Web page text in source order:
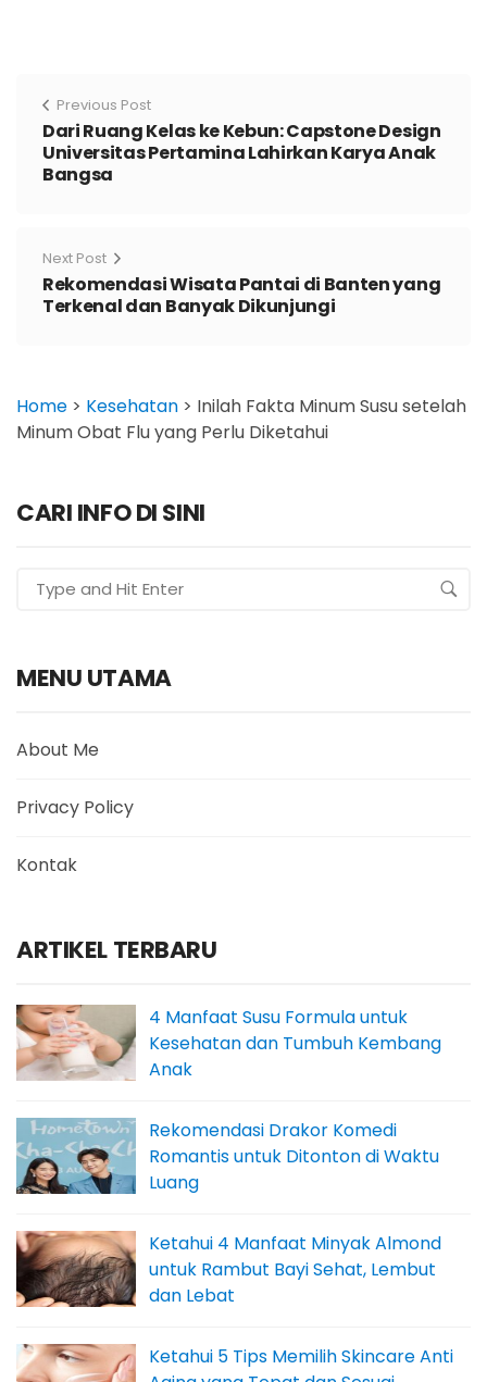
Previous Post
Dari Ruang Kelas ke Kebun: Capstone Design
Universitas Pertamina Lahirkan Karya Anak
Bangsa
Next Post
Rekomendasi Wisata Pantai di Banten yang
Terkenal dan Banyak Dikunjungi
Home > Kesehatan > Inilah Fakta Minum Susu setelah
Minum Obat Flu yang Perlu Diketahui
CARI INFO DI SINI
MENU UTAMA
About Me
Privacy Policy
Kontak
ARTIKEL TERBARU
4 Manfaat Susu Formula untuk
Kesehatan dan Tumbuh Kembang
Anak
Rekomendasi Drakor Komedi
Romantis untuk Ditonton di Waktu
Luang
Ketahui 4 Manfaat Minyak Almond
untuk Rambut Bayi Sehat, Lembut
dan Lebat
Ketahui 5 Tips Memilih Skincare Anti